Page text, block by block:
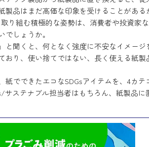
製品はまだ高価な印象を受けることがあ
取り組む積極的な姿勢は、消費者や投資
でしょうか。
と聞くと、何となく強度に不安なイメー
おり、使い捨てではない、長く使える紙製
紙でできたエコなSDGsアイテムを、4カテ
サステナブル担当者はもちろん、紙製品